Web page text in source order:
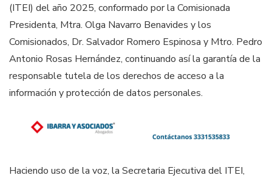
(ITEI) del año 2025, conformado por la Comisionada
Presidenta, Mtra. Olga Navarro Benavides y los
Comisionados, Dr. Salvador Romero Espinosa y Mtro. Pedro
Antonio Rosas Hernández, continuando así la garantía de la
responsable tutela de los derechos de acceso a la
información y protección de datos personales.
Haciendo uso de la voz, la Secretaria Ejecutiva del ITEI,